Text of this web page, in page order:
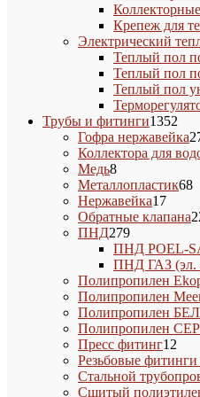
Крепеж для
Электрический
Теплый пол
Теплый пол
Теплый пол
Трубы и фитинги1352
Гофра нержавейка
Коллектора для
Медь88
товаров
Металлопластик6868
Нержавейка1717
Обратные клапана
ПНД279279
товаров
ПНД POEL-
ПНД ГАЗ (эл.
Полипропилен
Полипропилен
Полипропилен
Полипропилен
Пресс фитинг12
Резьбовые фитинги
Стальной
Сшитый